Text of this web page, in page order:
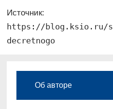
Источник:
https://blog.ksio.ru/
decretnogo
Об авторе